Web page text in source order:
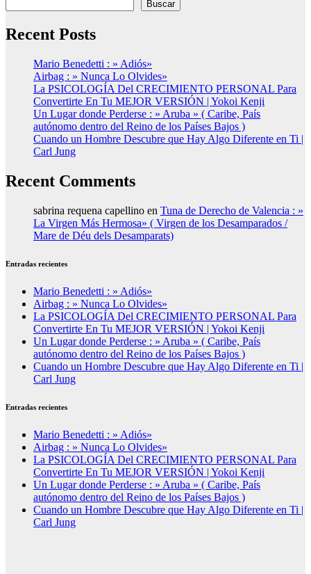
Buscar
Recent Posts
Mario Benedetti : » Adiós»
Airbag : » Nunca Lo Olvides»
La PSICOLOGÍA Del CRECIMIENTO PERSONAL Para
Convertirte En Tu MEJOR VERSIÓN | Yokoi Kenji
Un Lugar donde Perderse : » Aruba » ( Caribe, País
autónomo dentro del Reino de los Países Bajos )
Cuando un Hombre Descubre que Hay Algo Diferente en Ti |
Carl Jung
Recent Comments
sabrina requena capellino en Tuna de Derecho de Valencia : »
La Virgen Más Hermosa» ( Virgen de los Desamparados /
Mare de Déu dels Desamparats)
Entradas recientes
Mario Benedetti : » Adiós»
Airbag : » Nunca Lo Olvides»
La PSICOLOGÍA Del CRECIMIENTO PERSONAL Para
Convertirte En Tu MEJOR VERSIÓN | Yokoi Kenji
Un Lugar donde Perderse : » Aruba » ( Caribe, País
autónomo dentro del Reino de los Países Bajos )
Cuando un Hombre Descubre que Hay Algo Diferente en Ti |
Carl Jung
Entradas recientes
Mario Benedetti : » Adiós»
Airbag : » Nunca Lo Olvides»
La PSICOLOGÍA Del CRECIMIENTO PERSONAL Para
Convertirte En Tu MEJOR VERSIÓN | Yokoi Kenji
Un Lugar donde Perderse : » Aruba » ( Caribe, País
autónomo dentro del Reino de los Países Bajos )
Cuando un Hombre Descubre que Hay Algo Diferente en Ti |
Carl Jung